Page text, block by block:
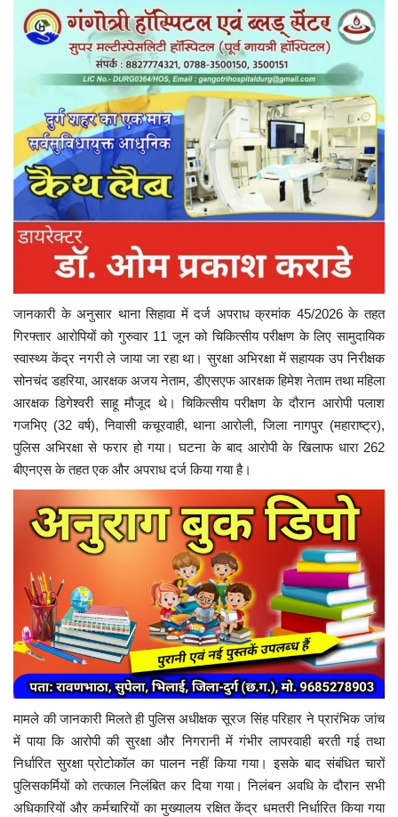
जानकारी के अनुसार थाना सिहावा में दर्ज अपराध क्रमांक 45/2026 के तहत
गिरफ्तार आरोपियों को गुरुवार 11 जून को चिकित्सीय परीक्षण के लिए सामुदायिक
स्वास्थ्य केंद्र नगरी ले जाया जा रहा था। सुरक्षा अभिरक्षा में सहायक उप निरीक्षक
सोनचंद डहरिया, आरक्षक अजय नेताम, डीएसएफ आरक्षक हिमेश नेताम तथा महिला
आरक्षक डिगेश्वरी साहू मौजूद थे। चिकित्सीय परीक्षण के दौरान आरोपी पलाश
गजभिए (32 वर्ष), निवासी कचूरवाही, थाना आरोली, जिला नागपुर (महाराष्ट्र),
पुलिस अभिरक्षा से फरार हो गया। घटना के बाद आरोपी के खिलाफ धारा 262
बीएनएस के तहत एक और अपराध दर्ज किया गया है।
मामले की जानकारी मिलते ही पुलिस अधीक्षक सूरज सिंह परिहार ने प्रारंभिक जांच
में पाया कि आरोपी की सुरक्षा और निगरानी में गंभीर लापरवाही बरती गई तथा
निर्धारित सुरक्षा प्रोटोकॉल का पालन नहीं किया गया। इसके बाद संबंधित चारों
पुलिसकर्मियों को तत्काल निलंबित कर दिया गया। निलंबन अवधि के दौरान सभी
अधिकारियों और कर्मचारियों का मुख्यालय रक्षित केंद्र धमतरी निर्धारित किया गया